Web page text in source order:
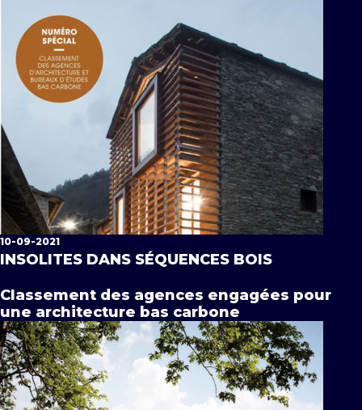
10-09-2021
INSOLITES DANS SÉQUENCES BOIS
Classement des agences engagées pour
une architecture bas carbone